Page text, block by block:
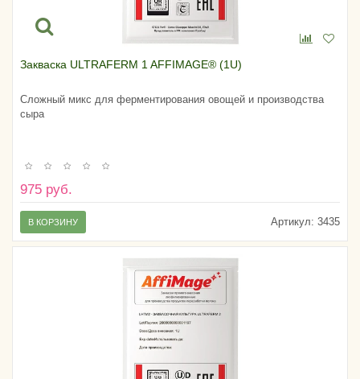
Закваска ULTRAFERM 1 AFFIMAGE® (1U)
Сложный микс для ферментирования овощей и производства
сыра
975 руб.
Артикул: 3435
В КОРЗИНУ